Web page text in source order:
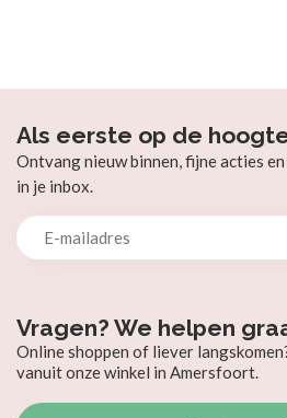
Vragen? We helpen
Online shoppen of liever
vanuit onze winkel in Amersfoort.
Als eerste op de
Ontvang nieuw binnen, fijne acties
in je inbox.